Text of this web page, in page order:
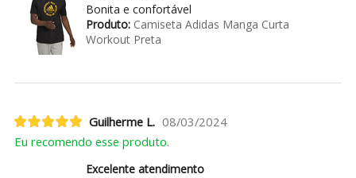
Bonita e confortável
Produto:Camiseta Adidas Manga Curta
Workout Preta
Guilherme L. 08/03/2024
Eu recomendo esse produto.
Excelente atendimento